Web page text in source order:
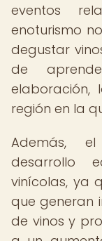
eventos
enoturismo
degustar
de
región en la
Además,
desarrollo
vinícolas, ya
que generan
de vinos y